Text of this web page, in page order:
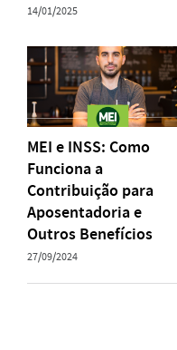
14/01/2025
MEI e INSS: Como
Funciona a
Contribuição para
Aposentadoria e
Outros Benefícios
27/09/2024